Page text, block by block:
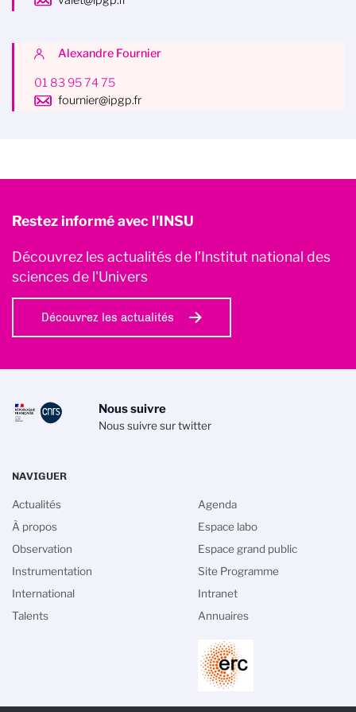
Alexandre Fournier
01 83 95 74 75
fournier@ipgp.fr
Restez informé avec l'INSU
Découvrez les actualités de l’Institut national des
sciences de l'Univers
Découvrez les actualités
Nous suivre
Nous suivre sur twitter
NAVIGUER
Actualités
À propos
Observation
Instrumentation
International
Talents
Agenda
Espace labo
Espace grand public
Site Programme
Intranet
Annuaires